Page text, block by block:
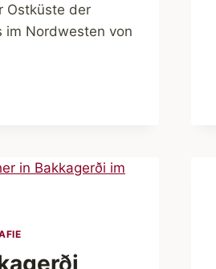
Ostküste der
im Nordwesten von